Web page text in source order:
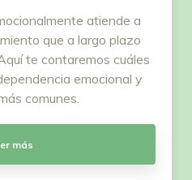
atiende a
que a largo plazo
te contaremos cuáles
emocional y
comunes.
más